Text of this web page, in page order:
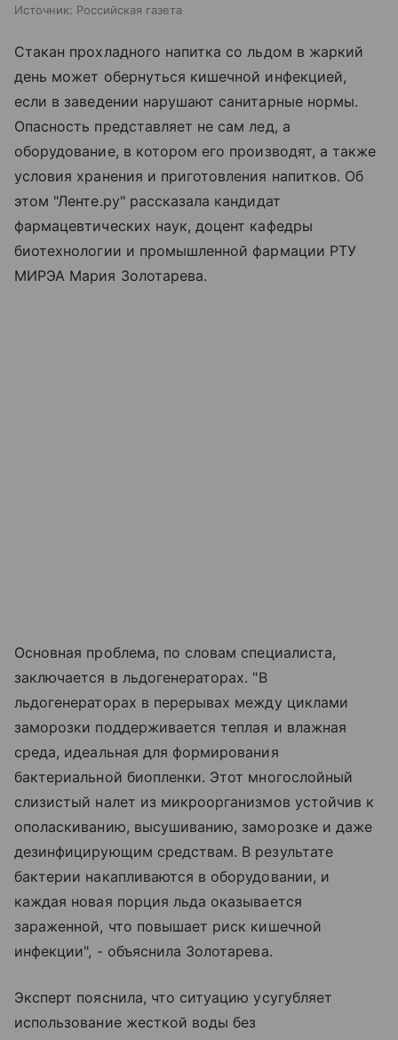
Источник: Российская газета
Стакан прохладного напитка со льдом в жаркий
день может обернуться кишечной инфекцией,
если в заведении нарушают санитарные нормы.
Опасность представляет не сам лед, а
оборудование, в котором его производят, а также
условия хранения и приготовления напитков. Об
этом "Ленте.ру" рассказала кандидат
фармацевтических наук, доцент кафедры
биотехнологии и промышленной фармации РТУ
МИРЭА Мария Золотарева.
Основная проблема, по словам специалиста,
заключается в льдогенераторах. "В
льдогенераторах в перерывах между циклами
заморозки поддерживается теплая и влажная
среда, идеальная для формирования
бактериальной биопленки. Этот многослойный
слизистый налет из микроорганизмов устойчив к
ополаскиванию, высушиванию, заморозке и даже
дезинфицирующим средствам. В результате
бактерии накапливаются в оборудовании, и
каждая новая порция льда оказывается
зараженной, что повышает риск кишечной
инфекции", - объяснила Золотарева.
Эксперт пояснила, что ситуацию усугубляет
использование жесткой воды без